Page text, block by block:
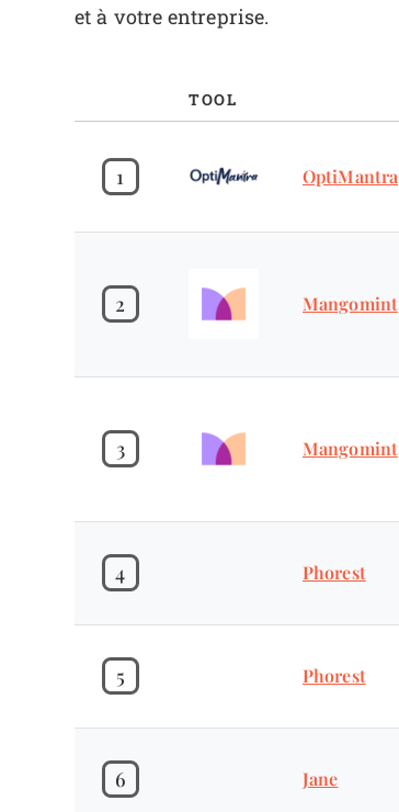
et à votre entreprise.
TOOL
1 OptiMantra
2 Mangomint
3 Mangomint
4 Phorest
5 Phorest
6 Jane